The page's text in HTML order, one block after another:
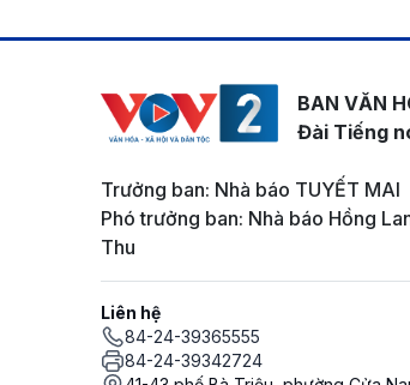
BAN VĂN
Đài Tiếng
Trưởng ban: Nhà báo TUYẾT MAI
Phó trưởng ban: Nhà báo Hồng
Thu
Liên hệ
84-24-39365555
84-24-39342724